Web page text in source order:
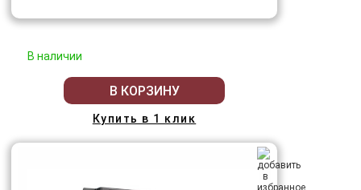
В наличии
В КОРЗИНУ
Купить в 1 клик